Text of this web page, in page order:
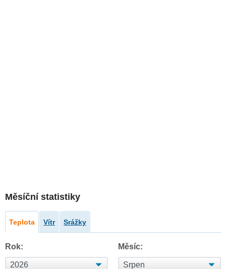
Měsíční statistiky
Teplota Vítr Srážky
Rok: Měsíc: